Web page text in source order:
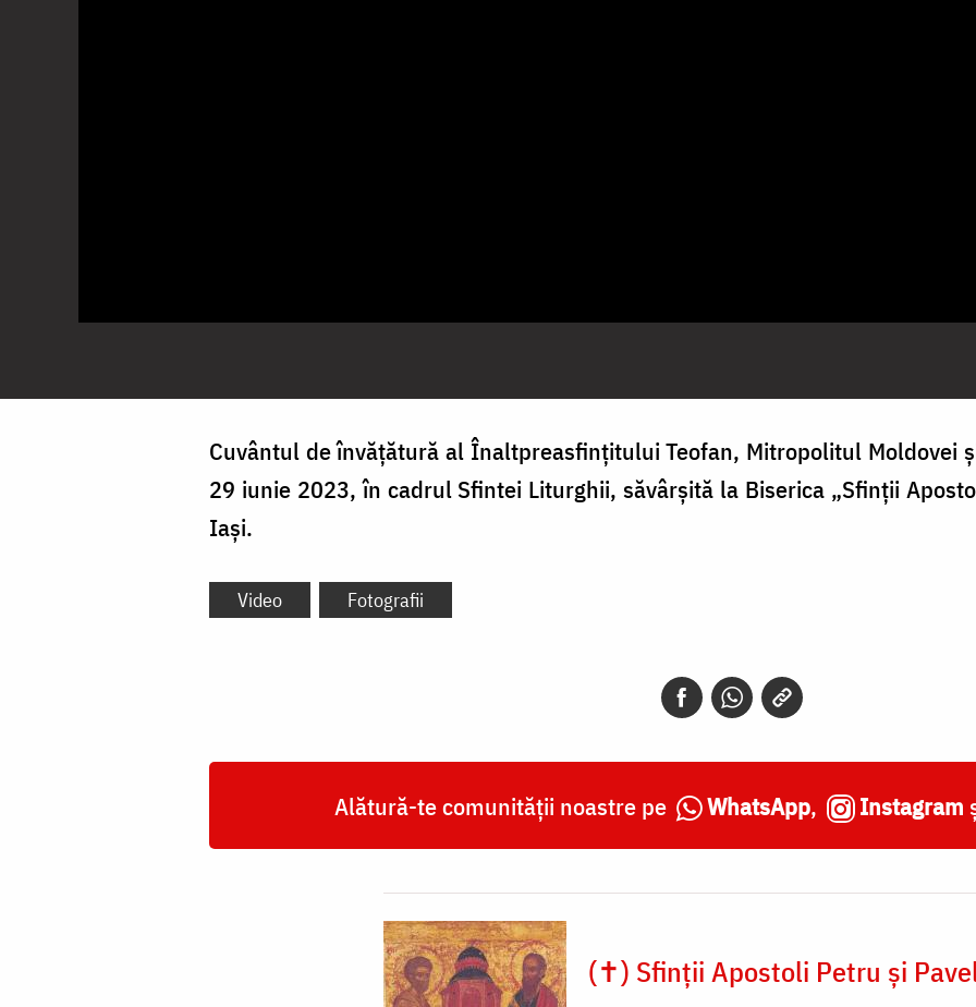
Cuvântul de învățătură al Înaltpreasfințitului Teofan, Mitropolitul Moldovei
29 iunie 2023, în cadrul Sfintei Liturghii, săvârșită la Biserica „Sfinții
Iași.
Video Fotografii
Alătură-te comunității noastre pe WhatsApp, Instagram
(✝) Sfinții Apostoli Petru și